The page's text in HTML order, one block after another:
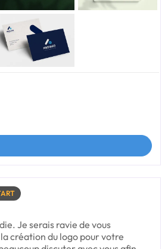
Je serais ravie de vous
création du logo pour votre